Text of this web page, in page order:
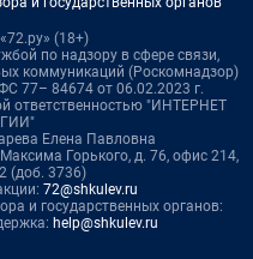
(18+)
по надзору в сфере связи,
коммуникаций (Роскомнадзор)
77– 84674 от 06.02.2023 г.
ответственностью "ИНТЕРНЕТ
Елена Павловна
Горького, д. 76, офис 214,
(доб. 3736)
72@shkulev.ru
и государственных органов:
help@shkulev.ru